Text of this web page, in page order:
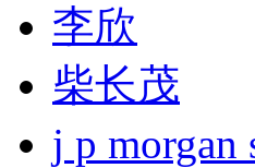
李欣
柴长茂
j p morgan